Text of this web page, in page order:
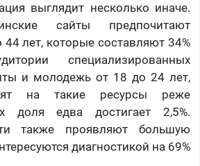
выглядит несколько иначе.
сайты предпочитают
44 лет, которые составляют 34%
специализированных
и молодежь от 18 до 24 лет,
на такие ресурсы реже
доля едва достигает 2,5%.
также проявляют большую
диагностикой на 69%